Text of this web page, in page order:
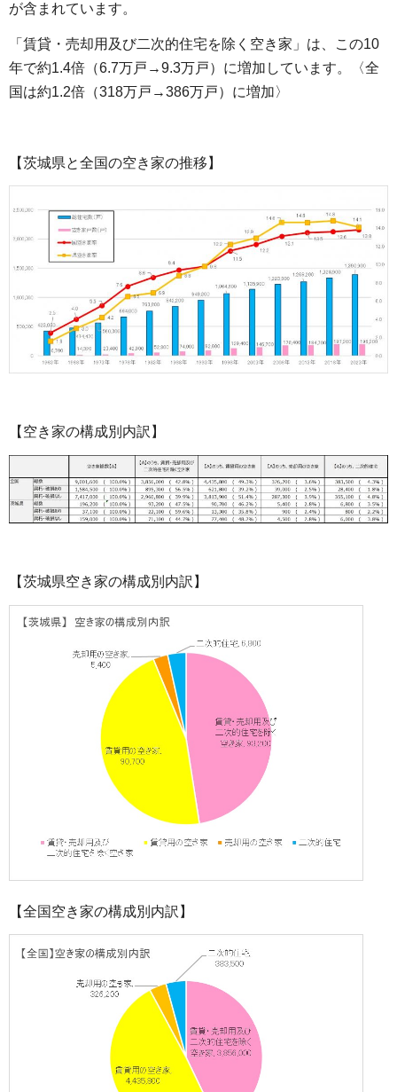
が含まれています。
「賃貸・売却用及び二次的住宅を除く空き家」は、この10
年で約1.4倍（6.7万戸→9.3万戸）に増加しています。〈全
国は約1.2倍（318万戸→386万戸）に増加〉
【茨城県と全国の空き家の推移】
【空き家の構成別内訳】
【茨城県空き家の構成別内訳】
【全国空き家の構成別内訳】